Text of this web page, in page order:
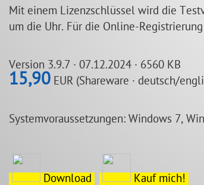
Mit einem Lizenzschlüssel wird die
um die Uhr. Für die Online-
Version 3.9.7 · 07.12.2024 · 6560 KB
15,90 EUR (Shareware · deutsch/
Systemvoraussetzungen: Windows 7,
Download Kauf mich!